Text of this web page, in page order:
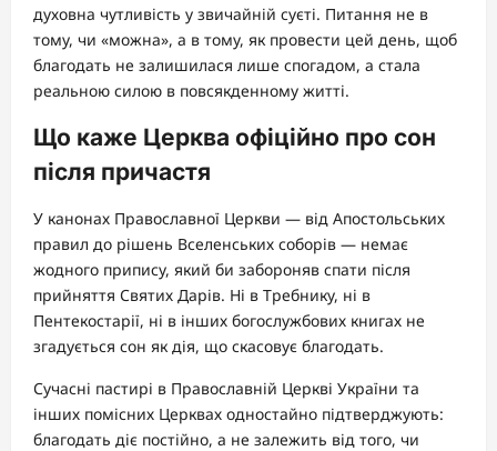
духовна чутливість у звичайній суєті. Питання не в
тому, чи «можна», а в тому, як провести цей день, щоб
благодать не залишилася лише спогадом, а стала
реальною силою в повсякденному житті.
Що каже Церква офіційно про сон
після причастя
У канонах Православної Церкви — від Апостольських
правил до рішень Вселенських соборів — немає
жодного припису, який би забороняв спати після
прийняття Святих Дарів. Ні в Требнику, ні в
Пентекостарії, ні в інших богослужбових книгах не
згадується сон як дія, що скасовує благодать.
Сучасні пастирі в Православній Церкві України та
інших помісних Церквах одностайно підтверджують:
благодать діє постійно, а не залежить від того, чи